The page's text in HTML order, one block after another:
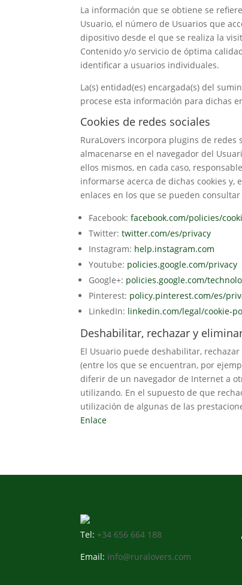
La información que se obtiene se
Usuario, el número de Usuarios que
dipositivo desde el que se realiza la
Contenido y/o servicio de óptima
identificar a usuarios individuales.
La(s) entidad(es) encargada(s) del
procese esta información para dichas
Cookies de redes sociales
RuraLovers incorpora plugins de redes
almacenarse en el navegador del
ellos mismos, en cada caso,
informarse acerca de dichas cookies
enlaces en los que se pueden
Facebook:facebook.com/policies/
Twitter:twitter.com/es/privacy
Instagram: help.instagram.com
Youtube: policies.google.com/privacy
Google+: policies.google.com/
Pinterest: policy.pinterest.com/es/
LinkedIn: linkedin.com/legal/cookie-
Deshabilitar, rechazar y
El Usuario puede deshabilitar,
(entre los que se encuentran, por
diferir de un navegador de Internet a
utilizando. En el supuesto de que
utilización de algunas de las
Enlace
Tel: +34 656 664 188
Email: info@ruralovers.com